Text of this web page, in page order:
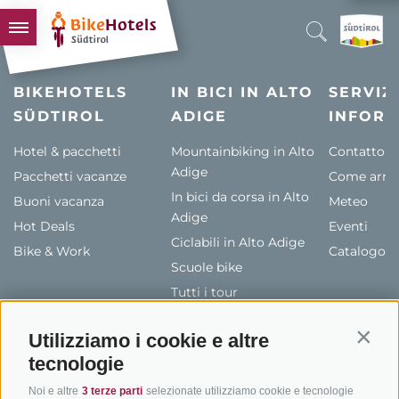
Utilizziamo i cookie e altre
tecnologie
Noi e altre 3 terze parti selezionate utilizziamo cookie e tecnologie
BIKEHOTELS
HOTELS & PACCHETTI
TOUR & TERRITORI
L'ALTO ADIGE & NOI
INFO UTILI
BIKEHOTELS
SÜDTIROL
Hotel & pacchetti
Pacchetti vacanze
Buoni vacanza
Hot Deals
Bike & Work
IN BICI IN ALTO
ADIGE
Mountainbiking in Alto
Adige
In bici da corsa in Alto
Adige
Ciclabili in Alto Adige
Scuole bike
Tutti i tour
Contatto
Come
Meteo
Eventi
Catalogo